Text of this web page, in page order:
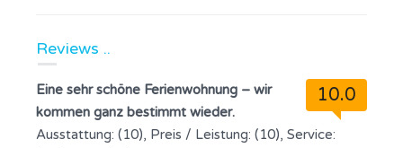
Reviews ..
10.0
Eine sehr schöne Ferienwohnung – wir
kommen ganz bestimmt wieder.
Ausstattung: (10), Preis / Leistung: (10), Service: